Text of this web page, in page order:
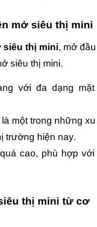
mở siêu thị mini
thị mini, mở đầu
siêu thị mini.
với đa dạng mặt
là một trong những xu
trường hiện nay.
cao, phù hợp với
thị mini từ cơ